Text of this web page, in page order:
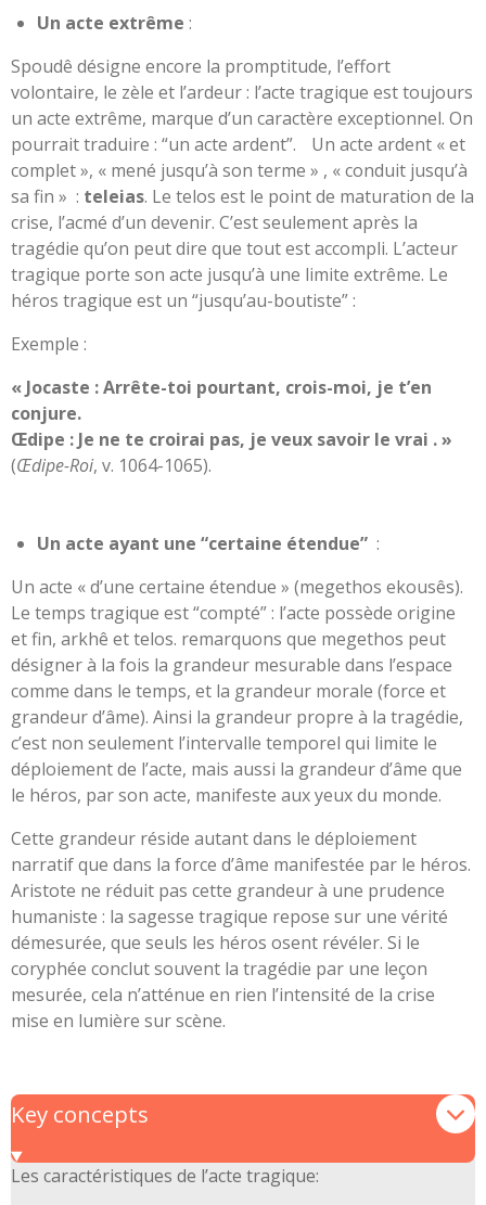
Un acte extrême :
Spoudê désigne encore la promptitude, l’effort
volontaire, le zèle et l’ardeur : l’acte tragique est toujours
un acte extrême, marque d’un caractère exceptionnel. On
pourrait traduire : “un acte ardent”. Un acte ardent « et
complet », « mené jusqu’à son terme » , « conduit jusqu’à
sa fin » : teleias. Le telos est le point de maturation de la
crise, l’acmé d’un devenir. C’est seulement après la
tragédie qu’on peut dire que tout est accompli. L’acteur
tragique porte son acte jusqu’à une limite extrême. Le
héros tragique est un “jusqu’au-boutiste” :
Exemple :
« Jocaste : Arrête-toi pourtant, crois-moi, je t’en
conjure.
Œdipe : Je ne te croirai pas, je veux savoir le vrai . »
(Œdipe-Roi, v. 1064-1065).
Un acte ayant une “certaine étendue” :
Un acte « d’une certaine étendue » (megethos ekousês).
Le temps tragique est “compté” : l’acte possède origine
et fin, arkhê et telos. remarquons que megethos peut
désigner à la fois la grandeur mesurable dans l’espace
comme dans le temps, et la grandeur morale (force et
grandeur d’âme). Ainsi la grandeur propre à la tragédie,
c’est non seulement l’intervalle temporel qui limite le
déploiement de l’acte, mais aussi la grandeur d’âme que
le héros, par son acte, manifeste aux yeux du monde.
Cette grandeur réside autant dans le déploiement
narratif que dans la force d’âme manifestée par le héros.
Aristote ne réduit pas cette grandeur à une prudence
humaniste : la sagesse tragique repose sur une vérité
démesurée, que seuls les héros osent révéler. Si le
coryphée conclut souvent la tragédie par une leçon
mesurée, cela n’atténue en rien l’intensité de la crise
mise en lumière sur scène.
Key concepts
Les caractéristiques de l’acte tragique: